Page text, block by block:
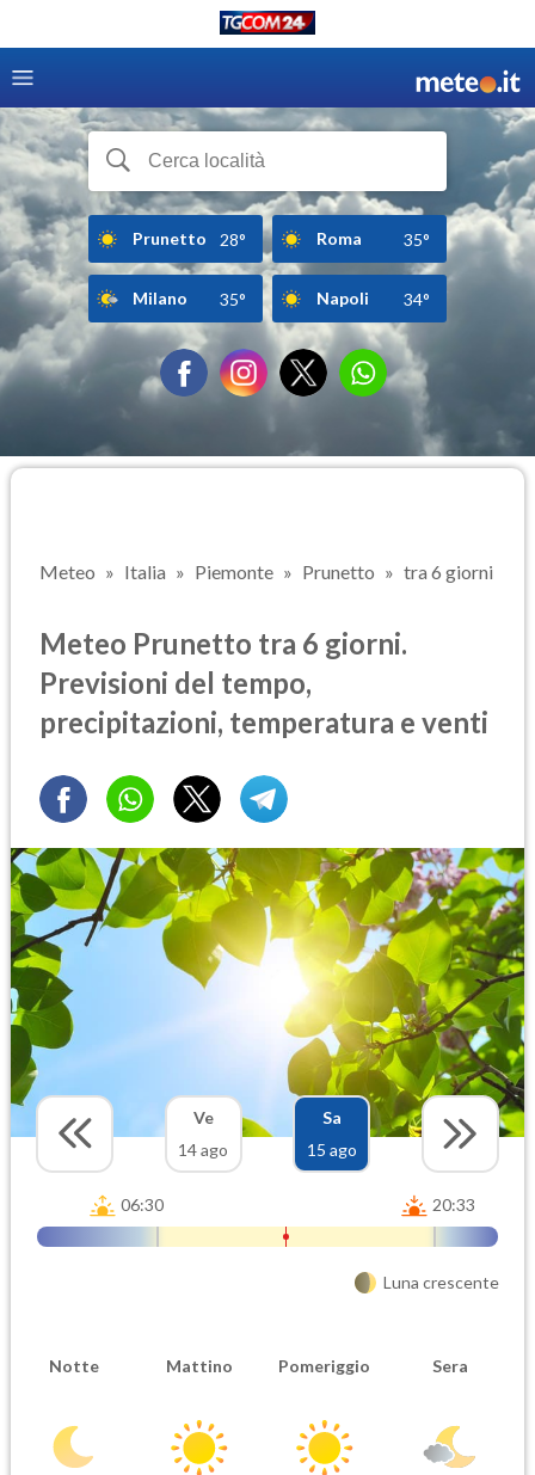
Prunetto 28° Roma 35°
Milano 35° Napoli 34°
Meteo Italia Piemonte Prunetto tra 6 giorni
Meteo Prunetto tra 6 giorni.
Previsioni del tempo,
precipitazioni, temperatura e venti
Ve
14 ago
Sa
15 ago
06:30 20:33
Luna crescente
Notte Mattino Pomeriggio Sera